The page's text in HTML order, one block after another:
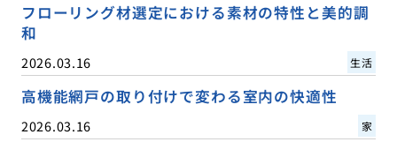
フローリング材選定における素材の特性と美的調
和
2026.03.16 生活
高機能網戸の取り付けで変わる室内の快適性
2026.03.16 家